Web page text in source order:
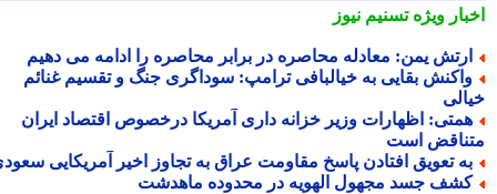
ویژهتسنیم نیوز
یمن: معادله محاصره در برابر محاصره را ادامه می دهیم
بقایی به خیالبافی ترامپ: سوداگری جنگ و تقسیم غنائم
اظهارات وزیر خزانه داری آمریکا درخصوص اقتصاد ایران
است
تعویق افتادن پاسخ مقاومت عراق به تجاوز اخیر آمریکایی سعودی
جسد مجهول الهویه در محدوده ماهدشت